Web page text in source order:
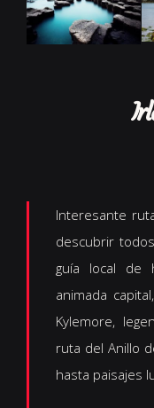
Interesante
descubrir
guía local de
animada
Kylemore,
ruta del Anillo
hasta paisajes